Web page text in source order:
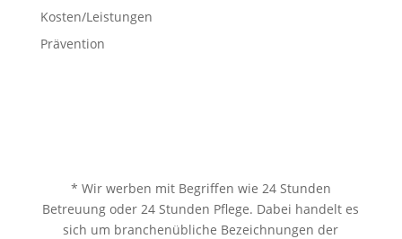
Kosten/Leistungen
Prävention
* Wir werben mit Begriffen wie 24 Stunden
Betreuung oder 24 Stunden Pflege. Dabei handelt es
sich um branchenübliche Bezeichnungen der